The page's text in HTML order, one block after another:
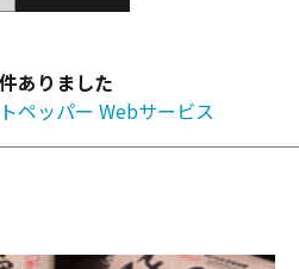
件ありました
ペッパー Webサービス